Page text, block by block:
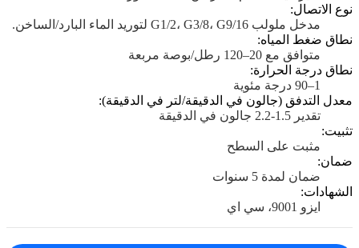
نوع الاتصال:
مدخل ملولب G1/2، G3/8، G9/16 لتوريد الماء البارد/الساخن.
نطاق ضغط المياه:
متوافق مع 20–120 رطل/بوصة مربعة
نطاق درجة الحرارة:
1–90 درجة مئوية
معدل التدفق (جالون في الدقيقة/لتر في الدقيقة):
تقدير 1.5-2.2 جالون في الدقيقة
تثبيت:
مثبت على السطح
ضمان:
ضمان لمدة 5 سنوات
الشهادات:
ايزو 9001، سي اي